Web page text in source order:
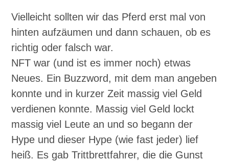
Vielleicht sollten wir das Pferd erst mal von
hinten aufzäumen und dann schauen, ob es
richtig oder falsch war.
NFT war (und ist es immer noch) etwas
Neues. Ein Buzzword, mit dem man angeben
konnte und in kurzer Zeit massig viel Geld
verdienen konnte. Massig viel Geld lockt
massig viel Leute an und so begann der
Hype und dieser Hype (wie fast jeder) lief
heiß. Es gab Trittbrettfahrer, die die Gunst